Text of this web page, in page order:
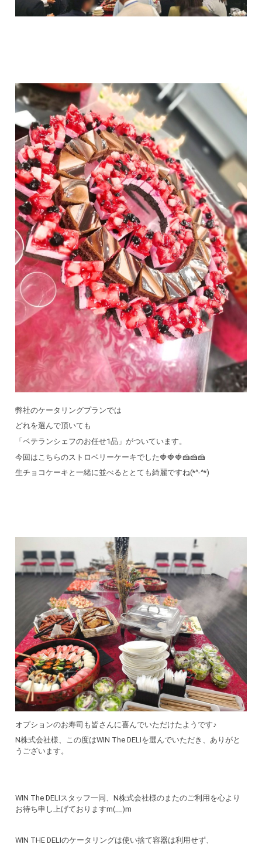
弊社のケータリングプランでは
どれを選んで頂いても
「ベテランシェフのお任せ1品」がついています。
今回はこちらのストロベリーケーキでした🍓🍓🍓🍰🍰🍰
生チョコケーキと一緒に並べるととても綺麗ですね(*^-^*)
オプションのお寿司も皆さんに喜んでいただけたようです♪
N株式会社様、この度はWIN The DELIを選んでいただき、ありがと
うございます。
WIN The DELIスタッフ一同、N株式会社様のまたのご利用を心より
お待ち申し上げておりますm(__)m
WIN THE DELIのケータリングは使い捨て容器は利用せず、